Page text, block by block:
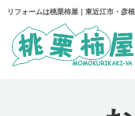
リフォームは桃栗柿屋｜東近江市・彦